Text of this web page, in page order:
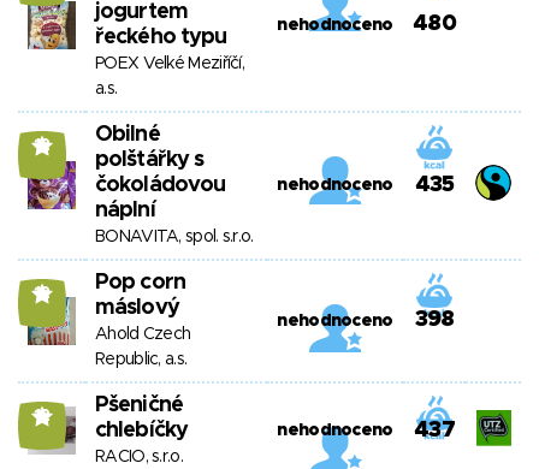
jogurtem
řeckého typu
POEX Velké Meziříčí,
a.s.
nehodnoceno 480
12
Obilné
polštářky s
čokoládovou
náplní
BONAVITA, spol. s.r.o.
nehodnoceno 435
12
Pop corn
máslový
Ahold Czech
Republic, a.s.
nehodnoceno 398
12
Pšeničné
chlebíčky
RACIO, s.r.o.
nehodnoceno 437